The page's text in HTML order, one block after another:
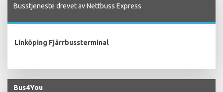
Busstjeneste drevet av Nettbuss Express
Linköping Fjärrbussterminal
Bus4You